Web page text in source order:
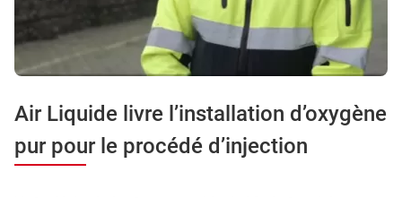
Air Liquide livre l’installation d’oxygène
pur pour le procédé d’injection